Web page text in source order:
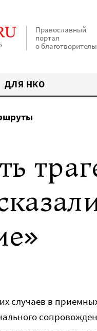
Православный
портал
о
ДЛЯ НКО
случаев в